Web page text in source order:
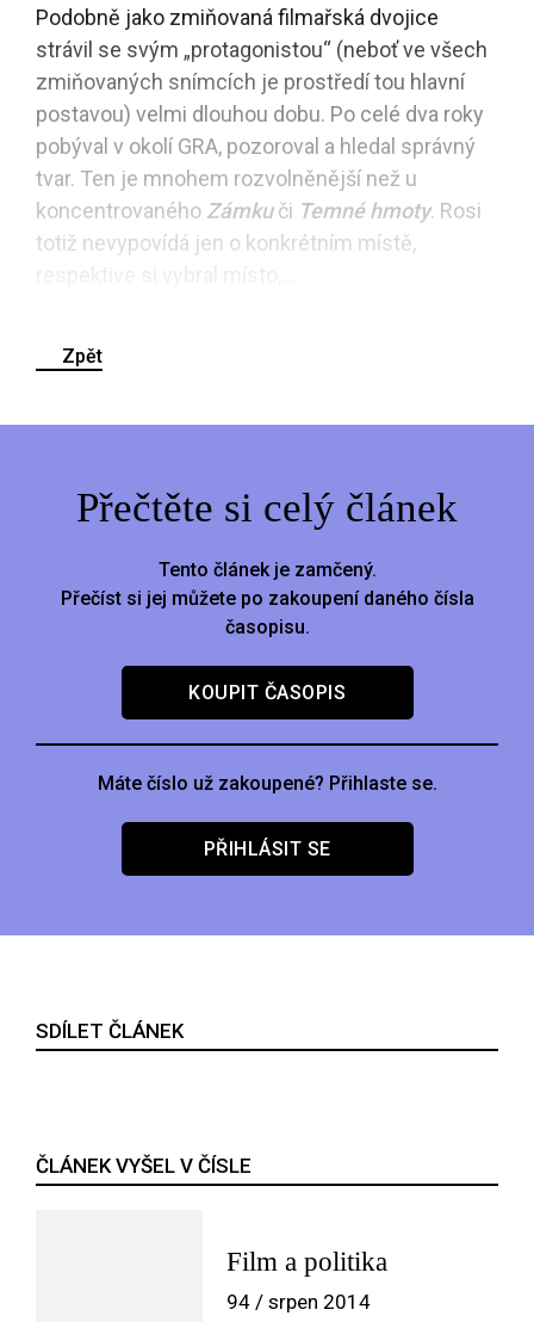
Podobně jako zmiňovaná filmařská dvojice
strávil se svým „protagonistou“ (neboť ve všech
zmiňovaných snímcích je prostředí tou hlavní
postavou) velmi dlouhou dobu. Po celé dva roky
pobýval v okolí GRA, pozoroval a hledal správný
tvar. Ten je mnohem rozvolněnější než u
koncentrovaného Zámkuči Temné hmoty. Rosi
totiž nevypovídá jen o konkrétním místě,
Zpět
Přečtěte si celý článek
Tento článek je zamčený.
Přečíst si jej můžete po zakoupení daného čísla
časopisu.
KOUPIT ČASOPIS
Máte číslo už zakoupené? Přihlaste se.
PŘIHLÁSIT SE
SDÍLET ČLÁNEK
ČLÁNEK VYŠEL V ČÍSLE
Film a politika
94 / srpen 2014